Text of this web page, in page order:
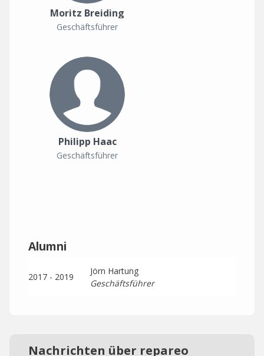
Moritz Breiding
Geschäftsführer
Philipp Haac
Geschäftsführer
Alumni
2017 - 2019
Jörn Hartung
Geschäftsführer
Nachrichten über repareo